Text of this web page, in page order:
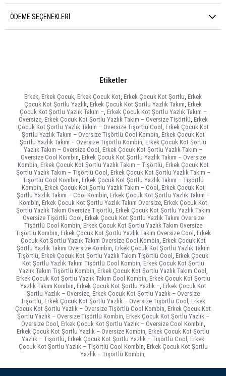
ÖDEME SEÇENEKLERI
Etiketler
Erkek Erkek Çocuk Erkek Çocuk Kot Erkek Çocuk Kot Şortlu Erkek
Çocuk Kot Şortlu Yazlık Erkek Çocuk Kot Şortlu Yazlık Takım Erkek
Çocuk Kot Şortlu Yazlık Takım –, Erkek Çocuk Kot Şortlu Yazlık Takım –
Oversize, Erkek Çocuk Kot Şortlu Yazlık Takım – Oversize Tişörtlü Erkek
Çocuk Kot Şortlu Yazlık Takım – Oversize Tişörtlü Cool Erkek Çocuk Kot
Şortlu Yazlık Takım – Oversize Tişörtlü Cool Kombin Erkek Çocuk Kot
Şortlu Yazlık Takım – Oversize Tişörtlü Kombin Erkek Çocuk Kot Şortlu
Yazlık Takım – Oversize Cool Erkek Çocuk Kot Şortlu Yazlık Takım –
Oversize Cool Kombin Erkek Çocuk Kot Şortlu Yazlık Takım – Oversize
Kombin Erkek Çocuk Kot Şortlu Yazlık Takım – Tişörtlü Erkek Çocuk Kot
Şortlu Yazlık Takım – Tişörtlü Cool Erkek Çocuk Kot Şortlu Yazlık Takım –
Tişörtlü Cool Kombin Erkek Çocuk Kot Şortlu Yazlık Takım – Tişörtlü
Kombin Erkek Çocuk Kot Şortlu Yazlık Takım – Cool Erkek Çocuk Kot
Şortlu Yazlık Takım – Cool Kombin Erkek Çocuk Kot Şortlu Yazlık Takım –
Kombin Erkek Çocuk Kot Şortlu Yazlık Takım Oversize, Erkek Çocuk Kot
Şortlu Yazlık Takım Oversize Tişörtlü Erkek Çocuk Kot Şortlu Yazlık Takım
Oversize Tişörtlü Cool Erkek Çocuk Kot Şortlu Yazlık Takım Oversize
Tişörtlü Cool Kombin Erkek Çocuk Kot Şortlu Yazlık Takım Oversize
Tişörtlü Kombin Erkek Çocuk Kot Şortlu Yazlık Takım Oversize Cool Erkek
Çocuk Kot Şortlu Yazlık Takım Oversize Cool Kombin Erkek Çocuk Kot
Şortlu Yazlık Takım Oversize Kombin Erkek Çocuk Kot Şortlu Yazlık Takım
Tişörtlü Erkek Çocuk Kot Şortlu Yazlık Takım Tişörtlü Cool Erkek Çocuk
Kot Şortlu Yazlık Takım Tişörtlü Cool Kombin Erkek Çocuk Kot Şortlu
Yazlık Takım Tişörtlü Kombin Erkek Çocuk Kot Şortlu Yazlık Takım Cool
Erkek Çocuk Kot Şortlu Yazlık Takım Cool Kombin Erkek Çocuk Kot Şortlu
Yazlık Takım Kombin Erkek Çocuk Kot Şortlu Yazlık –, Erkek Çocuk Kot
Şortlu Yazlık – Oversize, Erkek Çocuk Kot Şortlu Yazlık – Oversize
Tişörtlü Erkek Çocuk Kot Şortlu Yazlık – Oversize Tişörtlü Cool Erkek
Çocuk Kot Şortlu Yazlık – Oversize Tişörtlü Cool Kombin Erkek Çocuk Kot
Şortlu Yazlık – Oversize Tişörtlü Kombin Erkek Çocuk Kot Şortlu Yazlık –
Oversize Cool Erkek Çocuk Kot Şortlu Yazlık – Oversize Cool Kombin
Erkek Çocuk Kot Şortlu Yazlık – Oversize Kombin Erkek Çocuk Kot Şortlu
Yazlık – Tişörtlü Erkek Çocuk Kot Şortlu Yazlık – Tişörtlü Cool Erkek
Çocuk Kot Şortlu Yazlık – Tişörtlü Cool Kombin Erkek Çocuk Kot Şortlu
Yazlık – Tişörtlü Kombin